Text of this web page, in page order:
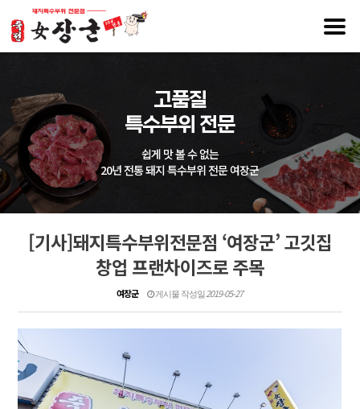
고품질
특수부위 전문
쉽게 맛 볼 수 없는
20년 전통 돼지 특수부위 전문 여장군
[기사]돼지특수부위전문점 ‘여장군’ 고깃집
창업 프랜차이즈로 주목
여장군 게시물 작성일 2019-05-27